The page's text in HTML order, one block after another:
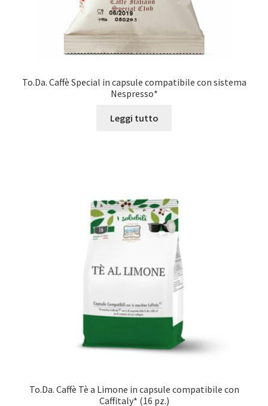
To.Da. Caffè Special in capsule compatibile con sistema
Nespresso*
Leggi tutto
To.Da. Caffè Tè a Limone in capsule compatibile con
Caffitaly* (16 pz.)